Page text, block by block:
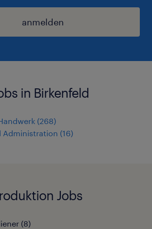
anmelden
in Birkenfeld
(268)
Administration (16)
Jobs
(8)